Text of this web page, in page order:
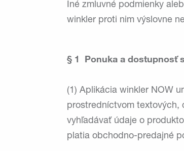
Iné zmluvné podmienky
winkler proti nim výslovne
§ 1 Ponuka a dostupnosť
(1) Aplikácia winkler NOW
prostredníctvom textových,
vyhľadávať údaje o
platia obchodno-predajné